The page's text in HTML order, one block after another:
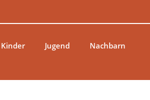
Kinder Jugend Nachbarn